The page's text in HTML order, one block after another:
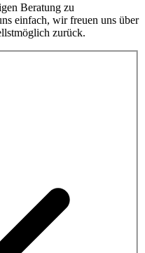
Beratung zu
einfach, wir freuen uns über
zurück.